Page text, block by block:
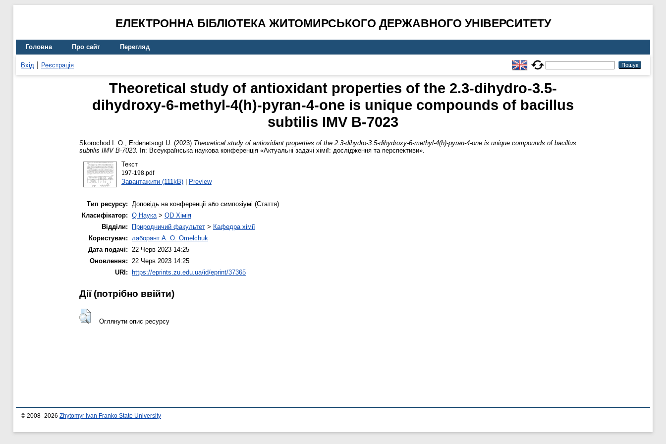
ЕЛЕКТРОННА БІБЛІОТЕКА ЖИТОМИРСЬКОГО ДЕРЖАВНОГО УНІВЕРСИТЕТУ
Головна Про сайт Перегляд
Вхід Реєстрація
Theoretical study of antioxidant properties of the 2.3-dihydro-3.5-
dihydroxy-6-methyl-4(h)-pyran-4-one is unique compounds of bacillus
subtilis IMV B-7023
Skorochod I. O., Erdenetsogt U. (2023) Theoretical study of antioxidant properties of the 2.3-dihydro-3.5-dihydroxy-6-methyl-4(h)-pyran-4-one is unique compounds of bacillus
subtilis IMV B-7023.
In: Всеукраїнська наукова конференція «Актуальні задачі хімії: дослідження та перспективи».
Текст
197-198.pdf
Завантажити (111kB)| Preview
Тип ресурсу: Доповідь на конференції або симпозіумі (Стаття)
Класифікатор: Q Наука> QD Хімія
Відділи:
Природничий факультет > Кафедра хімії
Користувач: лаборант A. O. Omelchuk
Дата подачі: 22 Черв 2023 14:25
Оновлення: 22 Черв 2023 14:25
URI:
https://eprints.zu.edu.ua/id/eprint/37365
Дії ​​(потрібно ввійти)
Оглянути опис ресурсу
© 2008–2026 Zhytomyr Ivan Franko State University